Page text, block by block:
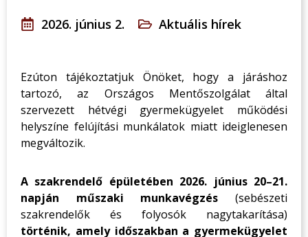
2026. június 2. Aktuális hírek
Ezúton tájékoztatjuk Önöket, hogy a járáshoz
tartozó, az Országos Mentőszolgálat által
szervezett hétvégi gyermekügyelet működési
helyszíne felújítási munkálatok miatt ideiglenesen
megváltozik.
A szakrendelő épületében 2026. június 20–21.
napján műszaki munkavégzés (sebészeti
szakrendelők és folyosók nagytakarítása)
történik, amely időszakban a gyermekügyelet